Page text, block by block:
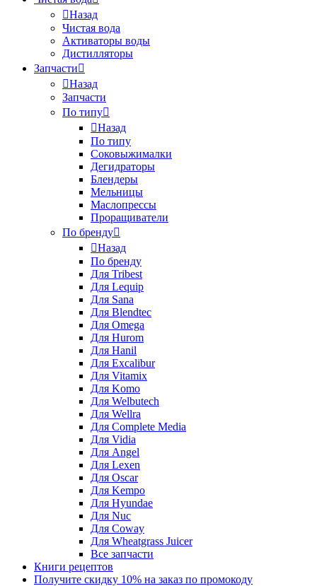
Назад
Чистая вода
Активаторы воды
Дистилляторы
Запчасти
Назад
Запчасти
По типу
Назад
По типу
Соковыжималки
Дегидраторы
Блендеры
Мельницы
Маслопрессы
Проращиватели
По бренду
Назад
По бренду
Для Tribest
Для Lequip
Для Sana
Для Blendtec
Для Omega
Для Hurom
Для Hanil
Для Excalibur
Для Vitamix
Для Komo
Для Welbutech
Для Wellra
Для Complete Media
Для Vidia
Для Angel
Для Lexen
Для Oscar
Для Kempo
Для Hyundae
Для Nuc
Для Coway
Для Wheatgrass Juicer
Все запчасти
Книги рецептов
Получите скидку 10% на заказ по промокоду